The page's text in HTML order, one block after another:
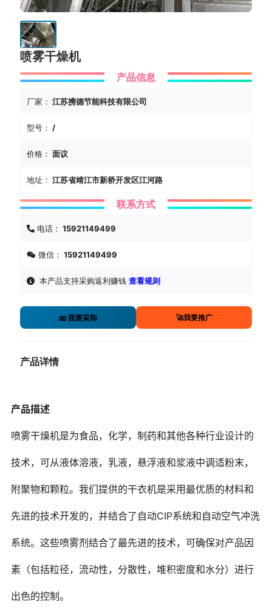
喷雾干燥机
产品信息
厂家： 江苏携德节能科技有限公司
型号： /
价格： 面议
地址： 江苏省靖江市新桥开发区江河路
联系方式
电话： 15921149499
微信： 15921149499
本产品支持采购返利赚钱 查看规则
📧 我要采购 🚀我要推广
产品详情
产品描述
喷雾干燥机是为食品，化学，制药和其他各种行业设计的
技术，可从液体溶液，乳液，悬浮液和浆液中调适粉末，
附聚物和颗粒。我们提供的干衣机是采用最优质的材料和
先进的技术开发的，并结合了自动CIP系统和自动空气冲洗
系统。这些喷雾剂结合了最先进的技术，可确保对产品因
素（包括粒径，流动性，分散性，堆积密度和水分）进行
出色的控制。